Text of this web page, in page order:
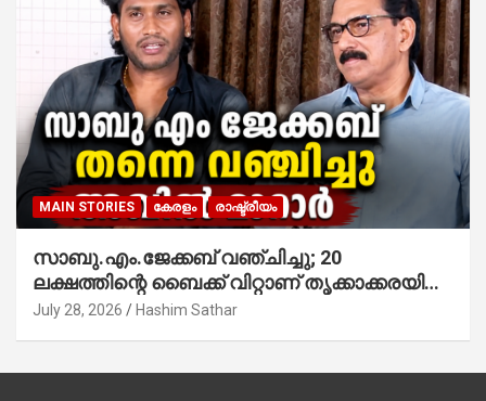
MAIN STORIES കേരളം രാഷ്ട്രീയം
സാബു.എം.ജേക്കബ് വഞ്ചിച്ചു; 20
ലക്ഷത്തിന്റെ ബൈക്ക് വിറ്റാണ് തൃക്കാക്കരയില്‍
മത്സരിച്ചത്! പ്രചാരണത്തിന് രണ്ടേ രണ്ടുപേര്‍
July 28, 2026 Hashim Sathar